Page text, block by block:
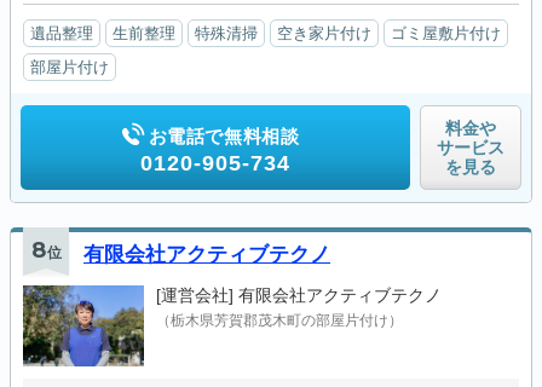
遺品整理 生前整理 特殊清掃 空き家片付け
ゴミ屋敷片付け
部屋片付け
お電話で無料相談
0120-905-734
料金や
サービス
を見る
8位 有限会社アクティブテクノ
[運営会社] 有限会社アクティブテクノ
（栃木県芳賀郡茂木町の部屋片付け）